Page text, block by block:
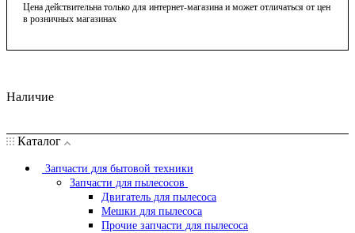
Цена действительна только для интернет-магазина и может отличаться от цен
в розничных магазинах
Наличие
Каталог
Запчасти для бытовой техники
Запчасти для пылесосов
Двигатель для пылесоса
Мешки для пылесоса
Прочие запчасти для пылесоса